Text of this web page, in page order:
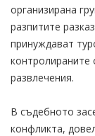
организирана
разпитите
принуждават
контролираните
развлечения.
В съдебното
конфликта,